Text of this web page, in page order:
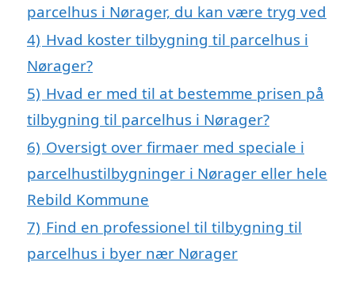
parcelhus i Nørager, du kan være tryg ved
4) Hvad koster tilbygning til parcelhus i
Nørager?
5) Hvad er med til at bestemme prisen på
tilbygning til parcelhus i Nørager?
6) Oversigt over firmaer med speciale i
parcelhustilbygninger i Nørager eller hele
Rebild Kommune
7) Find en professionel til tilbygning til
parcelhus i byer nær Nørager